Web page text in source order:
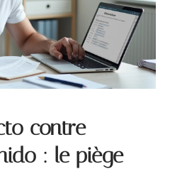
contre
: le piège